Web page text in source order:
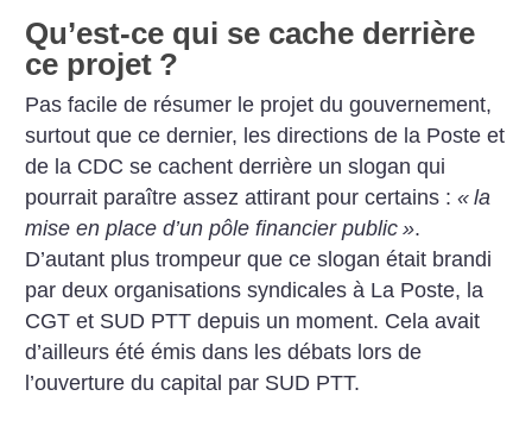
Qu’est-ce qui se cache derrière
ce projet ?
Pas facile de résumer le projet du gouvernement,
surtout que ce dernier, les directions de la Poste et
de la CDC se cachent derrière un slogan qui
pourrait paraître assez attirant pour certains :« la
mise en place d’un pôle financier public ».
D’autant plus trompeur que ce slogan était brandi
par deux organisations syndicales à La Poste, la
CGT et SUD PTT depuis un moment. Cela avait
d’ailleurs été émis dans les débats lors de
l’ouverture du capital par SUD PTT.